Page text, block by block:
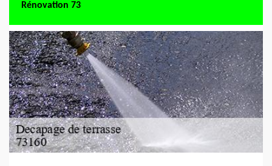
Rénovation 73